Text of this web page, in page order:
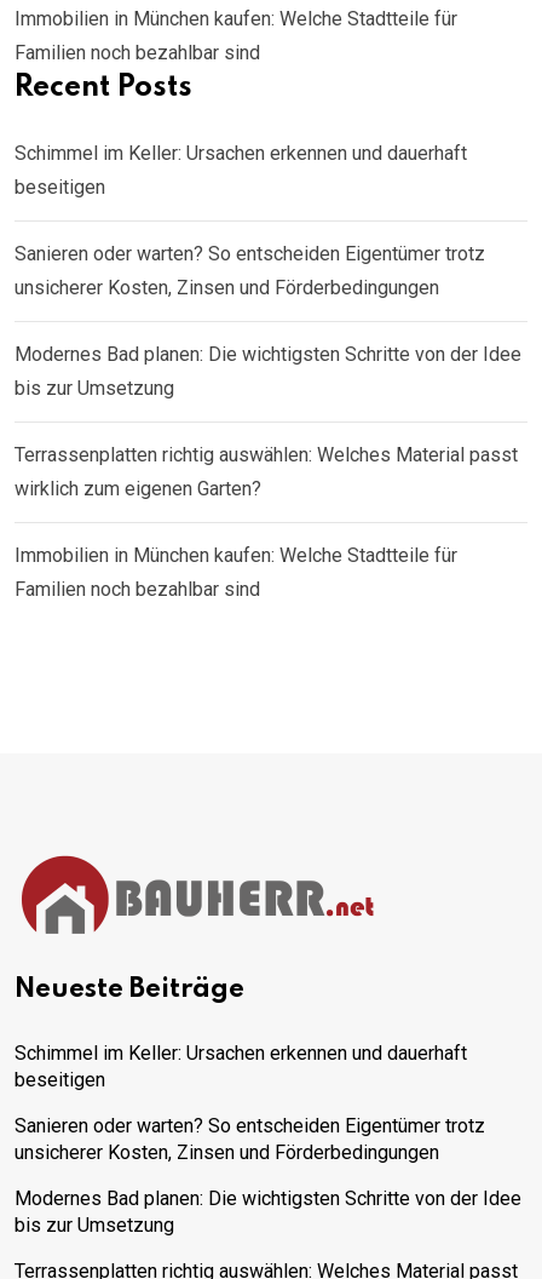
Immobilien in München kaufen: Welche Stadtteile für
Familien noch bezahlbar sind
Recent Posts
Schimmel im Keller: Ursachen erkennen und dauerhaft
beseitigen
Sanieren oder warten? So entscheiden Eigentümer trotz
unsicherer Kosten, Zinsen und Förderbedingungen
Modernes Bad planen: Die wichtigsten Schritte von der Idee
bis zur Umsetzung
Terrassenplatten richtig auswählen: Welches Material passt
wirklich zum eigenen Garten?
Immobilien in München kaufen: Welche Stadtteile für
Familien noch bezahlbar sind
Neueste Beiträge
Schimmel im Keller: Ursachen erkennen und dauerhaft
beseitigen
Sanieren oder warten? So entscheiden Eigentümer trotz
unsicherer Kosten, Zinsen und Förderbedingungen
Modernes Bad planen: Die wichtigsten Schritte von der Idee
bis zur Umsetzung
Terrassenplatten richtig auswählen: Welches Material passt